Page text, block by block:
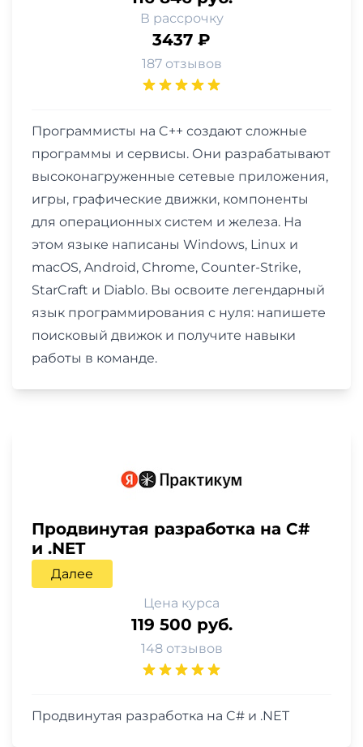
В рассрочку
3437 ₽
187 отзывов
Программисты на C++ создают сложные
программы и сервисы. Они разрабатывают
высоконагруженные сетевые приложения,
игры, графические движки, компоненты
для операционных систем и железа. На
этом языке написаны Windows, Linux и
macOS, Android, Chrome, Counter-Strike,
StarCraft и Diablo. Вы освоите легендарный
язык программирования с нуля: напишете
поисковый движок и получите навыки
работы в команде.
Продвинутая разработка на C#
и .NET
Далее
Цена курса
119 500 руб.
148 отзывов
Продвинутая разработка на C# и .NET